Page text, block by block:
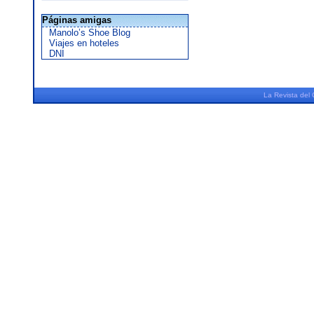
Páginas amigas
Manolo’s Shoe Blog
Viajes en hoteles
DNI
La Revista del